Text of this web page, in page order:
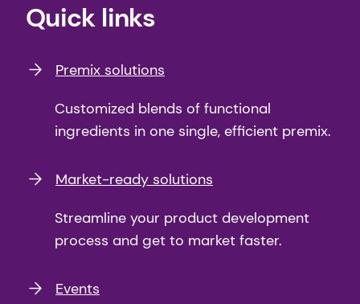
Quick links
Premix solutions
Customized blends of functional
ingredients in one single, efficient premix.
Market-ready solutions
Streamline your product development
process and get to market faster.
Events